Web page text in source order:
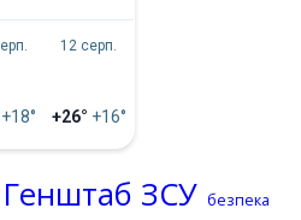
+18°
12 серп.
+26° +16°
Генштаб ЗСУ безпека